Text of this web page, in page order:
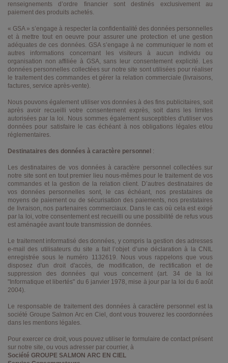
renseignements d’ordre financier sont destinés exclusivement au
paiement des produits achetés.
« GSA » s’engage à respecter la confidentialité des données personnelles
et à mettre tout en oeuvre pour assurer une protection et une gestion
adéquates de ces données. GSA s’engage à ne communiquer le nom et
autres informations concernant les visiteurs à aucun individu ou
organisation non affiliée à GSA, sans leur consentement explicité. Les
données personnelles collectées sur notre site sont utilisées pour réaliser
le traitement des commandes et gérer la relation commerciale (livraisons,
factures, service après-vente).
Nous pouvons également utiliser vos données à des fins publicitaires, soit
après avoir recueilli votre consentement exprès, soit dans les limites
autorisées par la loi. Nous sommes également susceptibles d'utiliser vos
données pour satisfaire le cas échéant à nos obligations légales et/ou
réglementaires.
Destinataires des données à caractère personnel :
Les destinataires de vos données à caractère personnel collectées sur
notre site sont en tout premier lieu nous-mêmes pour le traitement de vos
commandes et la gestion de la relation client. D’autres destinataires de
vos données personnelles sont, le cas échéant, nos prestataires de
moyens de paiement ou de sécurisation des paiements, nos prestataires
de livraison, nos partenaires commerciaux. Dans le cas où cela est exigé
par la loi, votre consentement est recueilli ou une possibilité de refus vous
est aménagée avant toute transmission de données.
Le traitement informatisé des données, y compris la gestion des adresses
e-mail des utilisateurs du site a fait l’objet d’une déclaration à la CNIL
enregistrée sous le numéro 1132619. Nous vous rappelons que vous
disposez d'un droit d'accès, de modification, de rectification et de
suppression des données qui vous concernent (art. 34 de la loi
"Informatique et libertés" du 6 janvier 1978, mise à jour par la loi du 6 août
2004).
Le responsable de traitement des données à caractère personnel est la
société Groupe Salmon Arc en Ciel, dont vous trouverez les coordonnées
dans les mentions légales.
Pour exercer ce droit, vous pouvez utiliser le formulaire de contact présent
sur notre site, ou vous adresser par courrier, à
Société GROUPE SALMON ARC EN CIEL